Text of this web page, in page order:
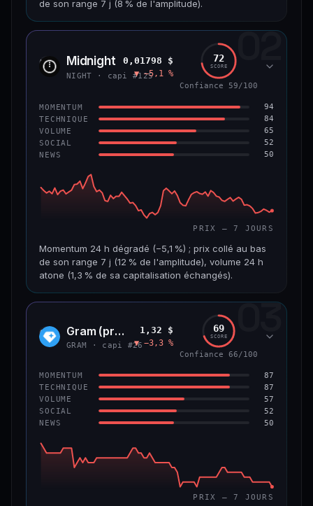
CONFIANCE
de son range 7 j (8 % de l'amplitude).
CAP. MARCHÉ VOLUME 24 H
VAR. 7 J VAR. 30 J
−16,9 %
VS ATH
−80,6 %
CONFIANCE 65/100
02
NIGH Midnight
NIGHT · capi #125
0,01798 $
▼ −5,1 %
72
SCORE
Confiance 59/100
MOMENTUM 94
TECHNIQUE 84
VOLUME 65
SOCIAL 52
NEWS 50
PRIX — 7 JOURS
Momentum 24 h dégradé (−5,1 %) ; prix collé au bas
de son range 7 j (12 % de l'amplitude), volume 24 h
atone (1,3 % de sa capitalisation échangés).
CAP. MARCHÉ VOLUME 24 H
VAR. 7 J VAR. 30 J
−42,0 %
VS ATH
−84,8 %
RANG CAPI.
#125
CONFIANCE 59/100
03
GRAM Gram (prev. Toncoin)
GRAM · capi #26
1,32 $
▼ −3,3 %
69
SCORE
Confiance 66/100
MOMENTUM 87
TECHNIQUE 87
VOLUME 57
SOCIAL 52
NEWS 50
PRIX — 7 JOURS